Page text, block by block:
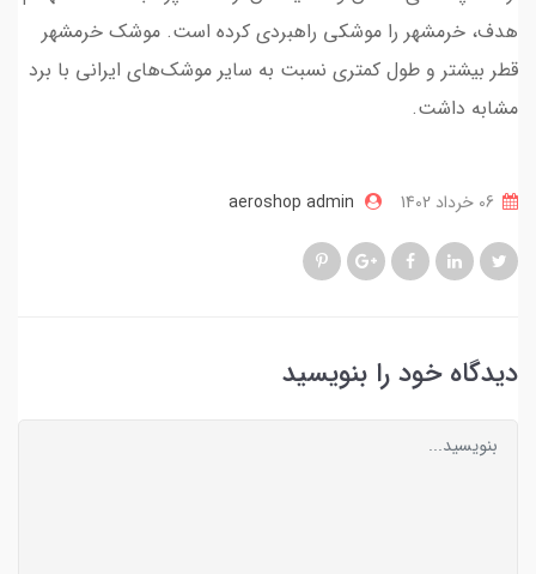
هدف، خرمشهر را موشکی راهبردی کرده است. موشک خرمشهر
قطر بیشتر و طول کمتری نسبت به سایر موشک‌های ایرانی با برد
مشابه داشت.
aeroshop admin
دیدگاه خود را بنویسید